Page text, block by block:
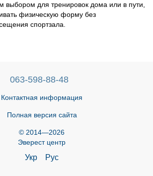
выбором для тренировок дома или в пути,
физическую форму без
спортзала.
063-598-88-48
Контактная информация
Полная версия сайта
© 2014—2026
Эверест центр
Укр Рус